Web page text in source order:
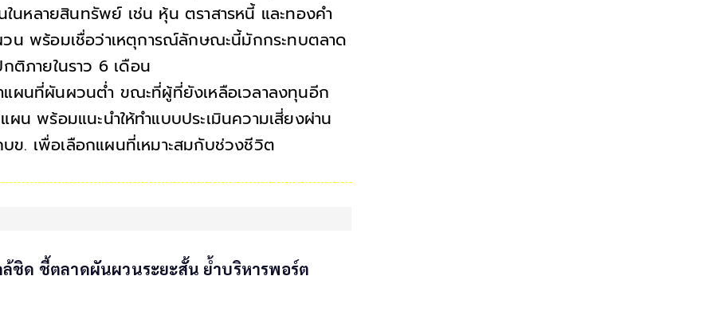
ในหลายสินทรัพย์ เช่น หุ้น ตราสารหนี้ และทองคำ
น พร้อมเชื่อว่าเหตุการณ์ลักษณะนี้มักกระทบตลาด
ติภายในราว 6 เดือน
ผนที่ผันผวนต่ำ ขณะที่ผู้ที่ยังเหลือเวลาลงทุนอีก
ผน พร้อมแนะนำให้ทำแบบประเมินความเสี่ยงผ่าน
ข. เพื่อเลือกแผนที่เหมาะสมกับช่วงชีวิต
ชิด ชี้ตลาดผันผวนระยะสั้น ย้ำบริหารพอร์ต